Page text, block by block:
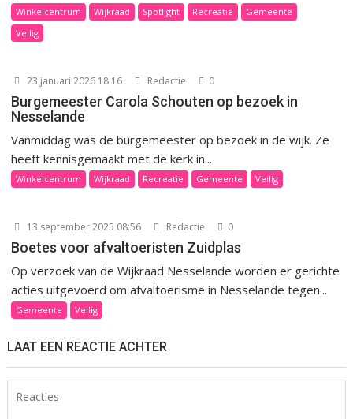
Winkelcentrum Wijkraad Spotlight Recreatie
Gemeente
Veilig
23 januari 2026 18:16 Redactie 0
Burgemeester Carola Schouten op bezoek in
Nesselande
Vanmiddag was de burgemeester op bezoek in de wijk. Ze
heeft kennisgemaakt met de kerk in...
Winkelcentrum Wijkraad Recreatie Gemeente Veilig
13 september 2025 08:56 Redactie 0
Boetes voor afvaltoeristen Zuidplas
Op verzoek van de Wijkraad Nesselande worden er gerichte
acties uitgevoerd om afvaltoerisme in Nesselande tegen...
Gemeente Veilig
LAAT EEN REACTIE ACHTER